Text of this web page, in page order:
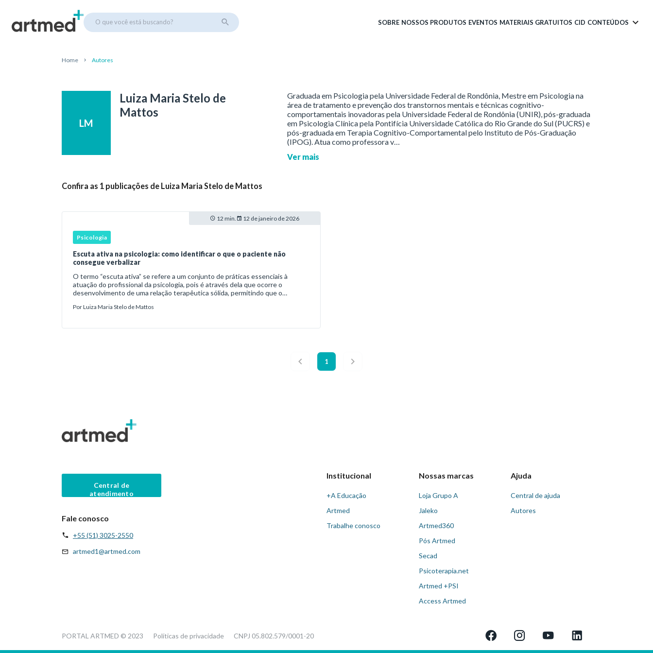
O que você está buscando? SOBRE NOSSOS PRODUTOS EVENTOS MATERIAIS GRATUITOS CID CONTEÚDOS
Home Autores
LM
Luiza Maria Stelo de
Mattos
Graduada em Psicologia pela Universidade Federal de Rondônia, Mestre em Psicologia na
área de tratamento e prevenção dos transtornos mentais e técnicas cognitivo-
comportamentais inovadoras pela Universidade Federal de Rondônia (UNIR), pós-graduada
em Psicologia Clínica pela Pontifícia Universidade Católica do Rio Grande do Sul (PUCRS) e
pós-graduada em Terapia Cognitivo-Comportamental pelo Instituto de Pós-Graduação
(IPOG). Atua como professora v…
Ver mais
Confira as 1 publicações de Luiza Maria Stelo de Mattos
12 min. 12 de janeiro de 2026
Psicologia
Escuta ativa na psicologia: como identificar o que o paciente não
consegue verbalizar
O termo “escuta ativa” se refere a um conjunto de práticas essenciais à
atuação do profissional da psicologia, pois é através dela que ocorre o
desenvolvimento de uma relação terapêutica sólida, permitindo que o
PorLuiza Maria Stelo de Mattos
1
Central de
atendimento
Fale conosco
+55 (51) 3025-2550
artmed1@artmed.com
Institucional
+A Educação
Artmed
Trabalhe conosco
Nossas marcas
Loja Grupo A
Jaleko
Artmed360
Pós Artmed
Secad
Psicoterapia.net
Artmed +PSI
Access Artmed
Ajuda
Central de ajuda
Autores
PORTAL ARTMED © 2023 Políticas de privacidade CNPJ 05.802.579/0001-20